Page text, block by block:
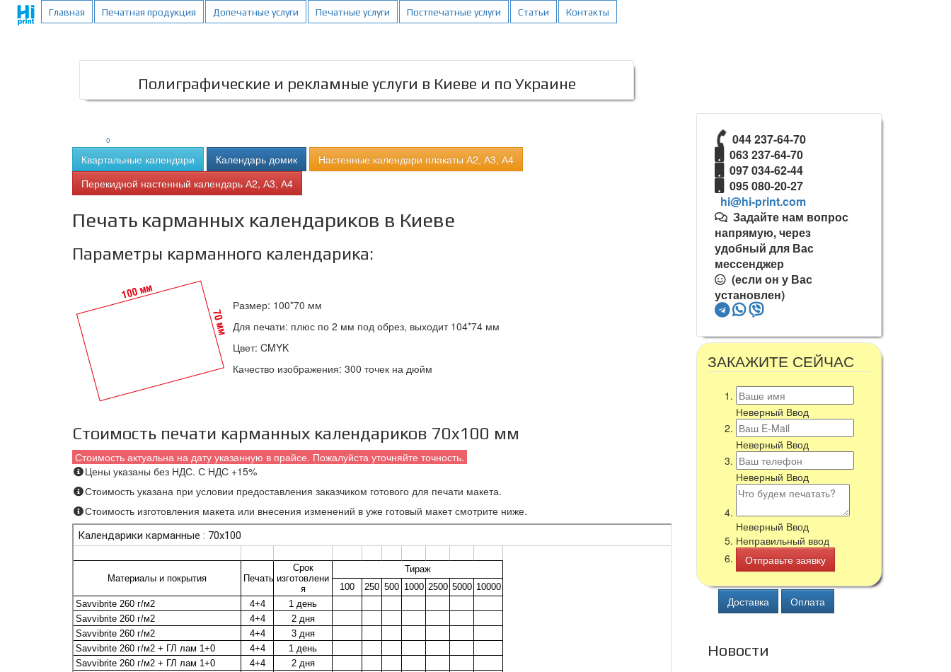
Главная Печатная продукция Допечатные услуги Печатные услуги Постпечатные услуги Статьи Контакты
Полиграфические и рекламные услуги в Киеве и по Украине
0
Квартальные календари Календарь домик
Настенные календари плакаты А2, А3, А4
Перекидной настенный календарь А2, А3, А4
Печать карманных календариков в Киеве
Параметры карманного календарика:
Размер: 100*70 мм
Для печати: плюс по 2 мм под обрез, выходит 104*74 мм
Цвет: CMYK
Качество изображения: 300 точек на дюйм
Стоимость печати карманных календариков 70x100 мм
Стоимость актуальна на дату указанную в прайсе. Пожалуйста уточняйте точность.
Цены указаны без НДС. С НДС +15%
Стоимость указана при условии предоставления заказчиком готового для печати макета.
Стоимость изготовления макета или внесения изменений в уже готовый макет смотрите ниже.
044 237-64-70
063 237-64-70
097 034-62-44
095 080-20-27
Задайте нам вопрос
напрямую, через
удобный для Вас
мессенджер
(если он у Вас
установлен)
ЗАКАЖИТЕ СЕЙЧАС
Неверный Ввод
Неверный Ввод
Неверный Ввод
Неверный Ввод
Неправильный ввод
Доставка Оплата
Новости